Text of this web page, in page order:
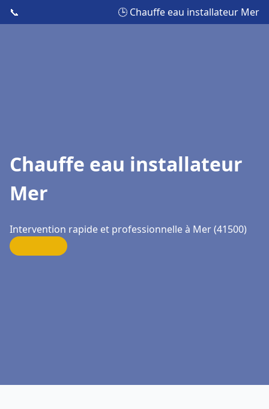
📞 🕒 Chauffe eau installateur Mer
Chauffe eau installateur
Mer
Intervention rapide et professionnelle à Mer (41500)